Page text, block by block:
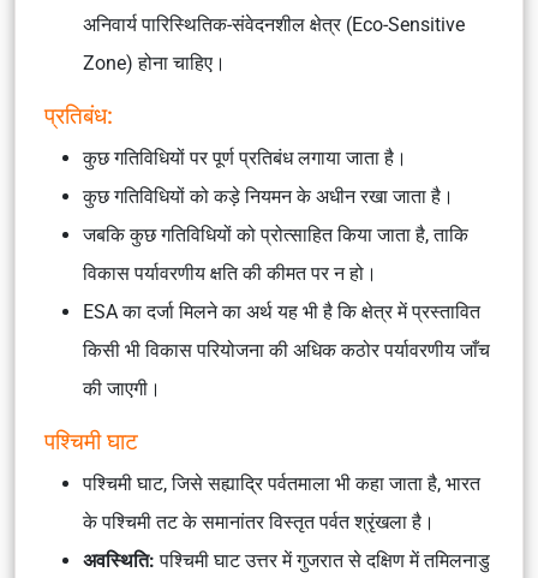
अनिवार्य पारिस्थितिक-संवेदनशील क्षेत्र (Eco-Sensitive
Zone) होना चाहिए।
प्रतिबंध:
कुछ गतिविधियों पर पूर्ण प्रतिबंध लगाया जाता है।
कुछ गतिविधियों को कड़े नियमन के अधीन रखा जाता है।
जबकि कुछ गतिविधियों को प्रोत्साहित किया जाता है, ताकि
विकास पर्यावरणीय क्षति की कीमत पर न हो।
ESA का दर्जा मिलने का अर्थ यह भी है कि क्षेत्र में प्रस्तावित
किसी भी विकास परियोजना की अधिक कठोर पर्यावरणीय जाँच
की जाएगी।
पश्चिमी घाट
पश्चिमी घाट, जिसे सह्याद्रि पर्वतमाला भी कहा जाता है, भारत
के पश्चिमी तट के समानांतर विस्तृत पर्वत श्रृंखला है।
अवस्थिति: पश्चिमी घाट उत्तर में गुजरात से दक्षिण में तमिलनाडु